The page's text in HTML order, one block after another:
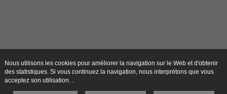
Nous utilisons les cookies pour améliorer la navigation sur le Web et d'obtenir
des statistiques. Si vous continuez la navigation, nous interprétons que vous
acceptez son utilisation. .